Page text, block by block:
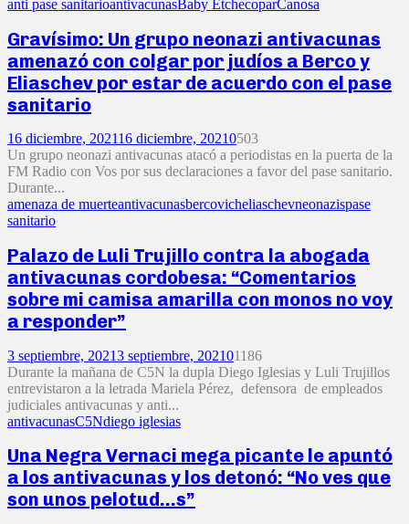
anti pase sanitarioantivacunasBaby EtchecoparCanosa
Gravísimo: Un grupo neonazi antivacunas
amenazó con colgar por judíos a Berco y
Eliaschev por estar de acuerdo con el pase
sanitario
16 diciembre, 202116 diciembre, 20210503
Un grupo neonazi antivacunas atacó a periodistas en la puerta de la
FM Radio con Vos por sus declaraciones a favor del pase sanitario.
Durante...
amenaza de muerteantivacunasbercovicheliaschevneonazispase
sanitario
Palazo de Luli Trujillo contra la abogada
antivacunas cordobesa: “Comentarios
sobre mi camisa amarilla con monos no voy
a responder”
3 septiembre, 20213 septiembre, 202101186
Durante la mañana de C5N la dupla Diego Iglesias y Luli Trujillos
entrevistaron a la letrada Mariela Pérez, defensora de empleados
judiciales antivacunas y anti...
antivacunasC5Ndiego iglesias
Una Negra Vernaci mega picante le apuntó
a los antivacunas y los detonó: “No ves que
son unos pelotud…s”